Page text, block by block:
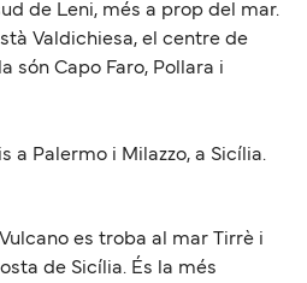
de Leni, més a prop del mar.
Valdichiesa, el centre de
són Capo Faro, Pollara i
a Palermo i Milazzo, a Sicília.
es troba al mar Tirrè i
de Sicília. És la més